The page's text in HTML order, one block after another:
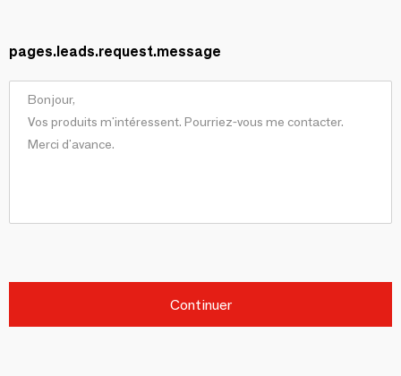
pages.leads.request.message
Continuer